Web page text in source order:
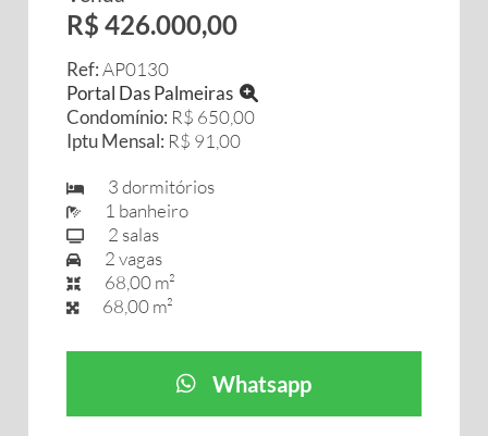
R$ 426.000,00
Ref:AP0130
Portal Das Palmeiras
Condomínio: R$ 650,00
Iptu Mensal: R$ 91,00
3 dormitórios
1 banheiro
2 salas
2 vagas
68,00 m²
68,00 m²
Whatsapp